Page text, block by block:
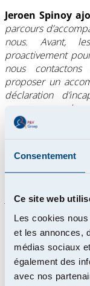
Consentement
Ce site web
Les cookies
et les annonces,
médias sociaux
également des
avec nos
Jeroen Spinoy
parcours
nous. Avant,
proactivement
nous
proposer un
déclaration
accompagner
petites actions
particulier
sont élevées. »
joue un rôle
Cohezio,
exercices et
améliorer le
saines.